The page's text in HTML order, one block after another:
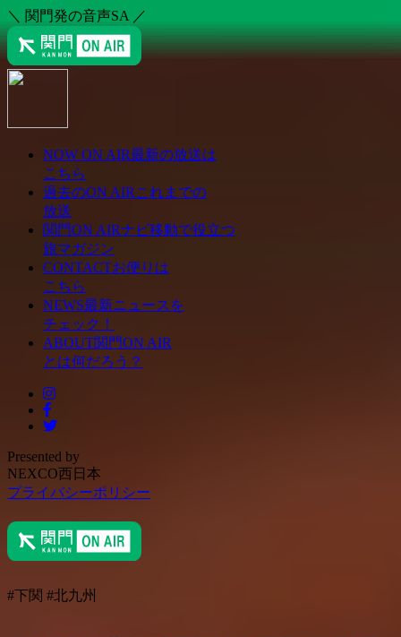
＼ 関門発の音声SA ／
NOW ON AIR最新の放送は
こちら
過去のON AIR これまでの
放送
関門ON AIRナビ移動で役立つ
旅マガジン
CONTACTお便りは
こちら
NEWS最新ニュースを
チェック！
ABOUT関門ON AIR
とは何だろう？
Presented by
NEXCO西日本
プライバシーポリシー
#下関 #北九州